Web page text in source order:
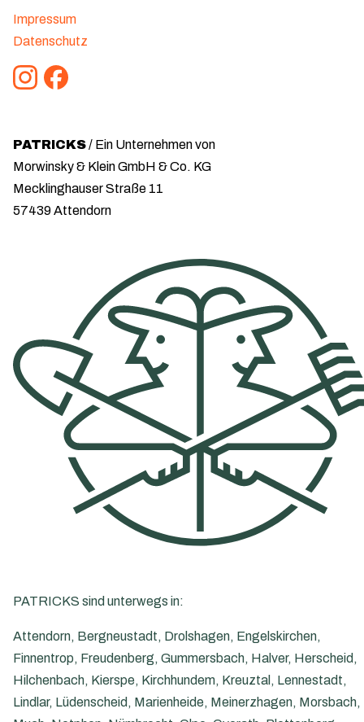
Impressum
Datenschutz
PATRICKS/ Ein Unternehmen von
Morwinsky & Klein GmbH & Co. KG
Mecklinghauser Straße 11
57439 Attendorn
PATRICKS sind unterwegs in:
Attendorn, Bergneustadt, Drolshagen, Engelskirchen,
Finnentrop, Freudenberg, Gummersbach, Halver, Herscheid,
Hilchenbach, Kierspe, Kirchhundem, Kreuztal, Lennestadt,
Lindlar, Lüdenscheid, Marienheide, Meinerzhagen, Morsbach,